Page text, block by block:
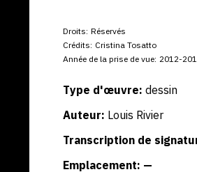
Droits: Réservés
Crédits: Cristina Tosatto
Année de la prise de vue: 2012-
Type d'œuvre: dessin
Auteur: Louis Rivier
Transcription de
Emplacement: —